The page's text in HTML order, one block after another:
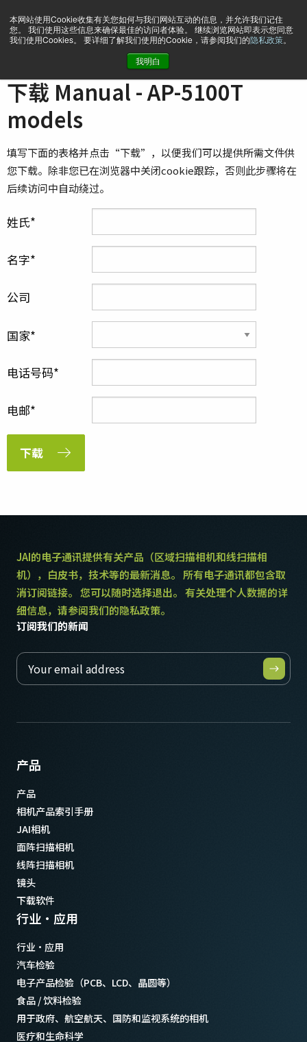
本网站使用Cookie收集有关您如何与我们网站互动的信息，并允许我们记住
您。 我们使用这些信息来确保最佳的访问者体验。 继续浏览网站即表示您同意
我们使用Cookies。 要详细了解我们使用的Cookie，请参阅我们的隐私政策。
我明白
下载 Manual - AP-5100T
models
填写下面的表格并点击“下载”，以便我们可以提供所需文件供
您下载。除非您已在浏览器中关闭cookie跟踪，否则此步骤将在
后续访问中自动绕过。
姓氏
名字
公司
国家
电话号码
电邮
下载
JAI的电子通讯提供有关产品（区域扫描相机和线扫描相
机），白皮书，技术等的最新消息。 所有电子通讯都包含取
消订阅链接。 您可以随时选择退出。 有关处理个人数据的详
细信息，请参阅我们的隐私政策。
订阅我们的新闻
产品
产品
相机产品索引手册
JAI相机
面阵扫描相机
线阵扫描相机
镜头
下载软件
行业·应用
行业·应用
汽车检验
电子产品检验（PCB、LCD、晶圆等）
食品 / 饮料检验
用于政府、航空航天、国防和监视系统的相机
医疗和生命科学